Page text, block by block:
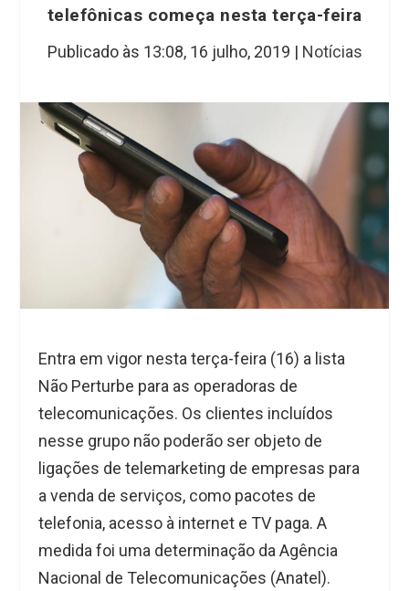
telefônicas começa nesta terça-feira
Publicado às 13:08, 16 julho, 2019 | Notícias
Entra em vigor nesta terça-feira (16) a lista
Não Perturbe para as operadoras de
telecomunicações. Os clientes incluídos
nesse grupo não poderão ser objeto de
ligações de telemarketing de empresas para
a venda de serviços, como pacotes de
telefonia, acesso à internet e TV paga. A
medida foi uma determinação da Agência
Nacional de Telecomunicações (Anatel).